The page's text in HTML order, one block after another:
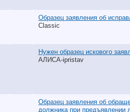
Образец заявления об
Classic
Нужен образец искового
АЛИСА-ipristav
Образец заявления об
должника при предъявлении